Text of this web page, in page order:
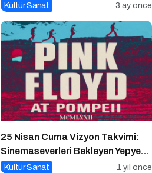
Kültür Sanat 3 ay önce
25 Nisan Cuma Vizyon Takvimi:
Sinemaseverleri Bekleyen Yepyeni
Filmler
Kültür Sanat 1 yıl önce